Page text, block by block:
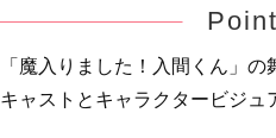
Point
「魔入りました！入間くん」の
キャストとキャラクタービジュ